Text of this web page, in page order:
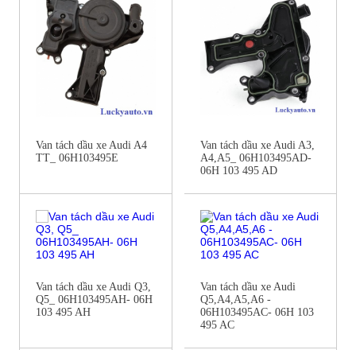
Van tách dầu xe Audi A4
TT_ 06H103495E
Van tách dầu xe Audi A3,
A4,A5_ 06H103495AD-
06H 103 495 AD
Van tách dầu xe Audi Q3,
Q5_ 06H103495AH- 06H
103 495 AH
Van tách dầu xe Audi
Q5,A4,A5,A6 -
06H103495AC- 06H 103
495 AC